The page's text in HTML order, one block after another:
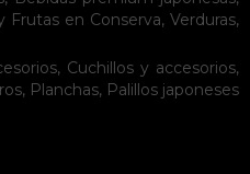
Frutas en Conserva,Verduras,
, Cuchillos y accesorios,
, Planchas, Palillos japoneses